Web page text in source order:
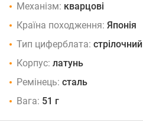
Механізм: кварцові
Країна походження: Японія
Тип циферблата: стрілочний
Корпус: латунь
Ремінець: сталь
Вага: 51 г